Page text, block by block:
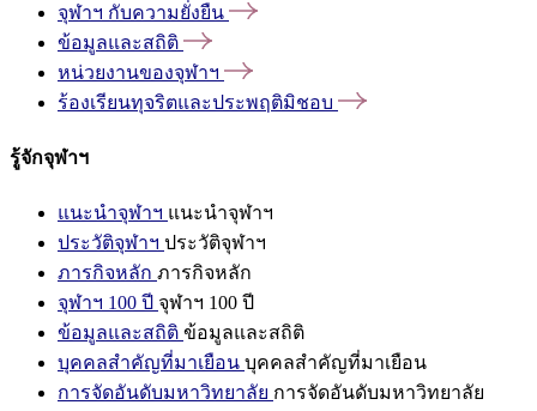
จุฬาฯ กับความยั่งยืน
ข้อมูลและสถิติ
หน่วยงานของจุฬาฯ
ร้องเรียนทุจริตและประพฤติมิชอบ
รู้จักจุฬาฯ
แนะนำจุฬาฯ แนะนำจุฬาฯ
ประวัติจุฬาฯ ประวัติจุฬาฯ
ภารกิจหลัก ภารกิจหลัก
จุฬาฯ 100 ปี จุฬาฯ 100 ปี
ข้อมูลและสถิติ ข้อมูลและสถิติ
บุคคลสำคัญที่มาเยือน บุคคลสำคัญที่มาเยือน
การจัดอันดับมหาวิทยาลัย การจัดอันดับมหาวิทยาลัย